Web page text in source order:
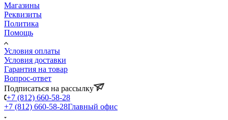
Магазины
Реквизиты
Политика
Помощь
Условия оплаты
Условия доставки
Гарантия на товар
Вопрос-ответ
Подписаться на рассылку
+7 (812) 660-58-28
+7 (812) 660-58-28Главный офис